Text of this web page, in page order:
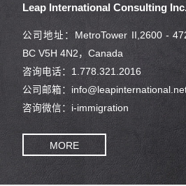
Leap International Consulting
公司地址：MetroTower II,2600 -
BC V5H 4N2，Canada
咨询电话：1.778.321.2016
公司邮箱：
咨询微信：i-immigration
MORE